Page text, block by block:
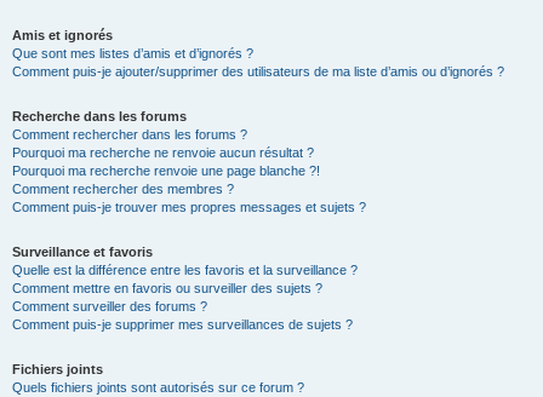
Amis et ignorés
Que sont mes listes d’amis et d’ignorés ?
Comment puis-je ajouter/supprimer des utilisateurs de ma liste d’amis ou d’ignorés ?
Recherche dans les forums
Comment rechercher dans les forums ?
Pourquoi ma recherche ne renvoie aucun résultat ?
Pourquoi ma recherche renvoie une page blanche ?!
Comment rechercher des membres ?
Comment puis-je trouver mes propres messages et sujets ?
Surveillance et favoris
Quelle est la différence entre les favoris et la surveillance ?
Comment mettre en favoris ou surveiller des sujets ?
Comment surveiller des forums ?
Comment puis-je supprimer mes surveillances de sujets ?
Fichiers joints
Quels fichiers joints sont autorisés sur ce forum ?